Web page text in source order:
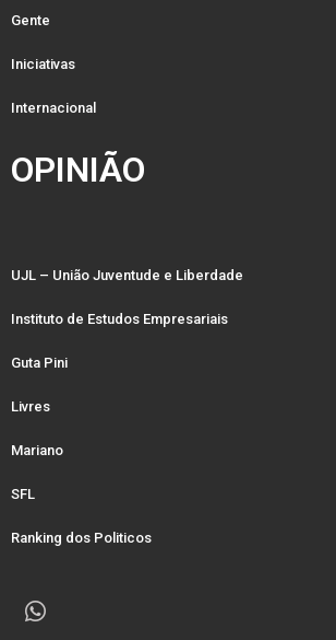
Gente
Iniciativas
Internacional
OPINIÃO
UJL – União Juventude e Liberdade
Instituto de Estudos Empresariais
Guta Pini
Livres
Mariano
SFL
Ranking dos Politicos